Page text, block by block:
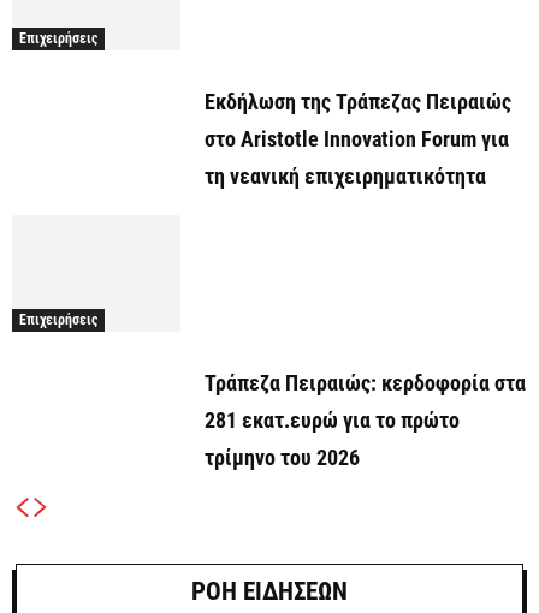
Επιχειρήσεις
Εκδήλωση της Τράπεζας Πειραιώς
στο Aristotle Innovation Forum για
τη νεανική επιχειρηματικότητα
Επιχειρήσεις
Τράπεζα Πειραιώς: κερδοφορία στα
281 εκατ.ευρώ για το πρώτο
τρίμηνο του 2026
ΡΟΗ ΕΙΔΗΣΕΩΝ